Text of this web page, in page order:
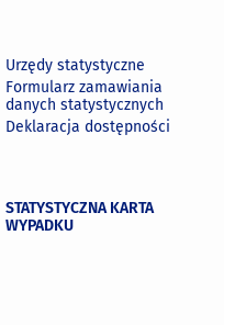
Urzędy statystyczne
Formularz zamawiania
danych statystycznych
Deklaracja dostępności
STATYSTYCZNA KARTA
WYPADKU